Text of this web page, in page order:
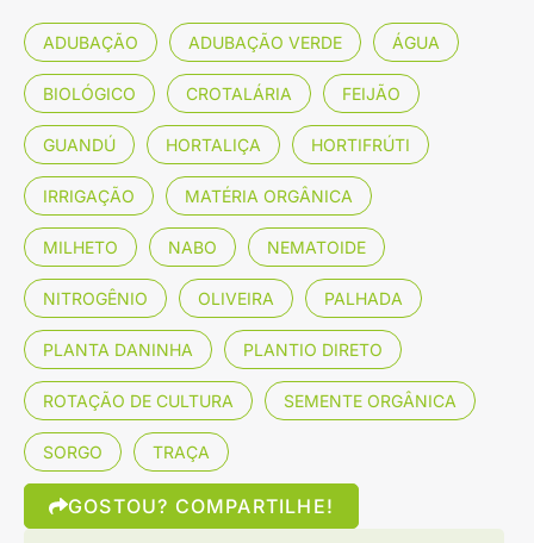
ADUBAÇÃO ADUBAÇÃO VERDE ÁGUA
BIOLÓGICO CROTALÁRIA FEIJÃO
GUANDÚ HORTALIÇA HORTIFRÚTI
IRRIGAÇÃO MATÉRIA ORGÂNICA
MILHETO NABO NEMATOIDE
NITROGÊNIO OLIVEIRA PALHADA
PLANTA DANINHA PLANTIO DIRETO
ROTAÇÃO DE CULTURA SEMENTE ORGÂNICA
SORGO TRAÇA
GOSTOU? COMPARTILHE!